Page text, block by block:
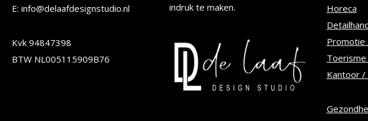
op
productpagina
op
productpagina
E: info@delaafdesignstudio.nl
Kvk 94847398
BTW NL005115909B76
indruk te maken.
Horeca
Promotie
Toerisme
Kantoor /